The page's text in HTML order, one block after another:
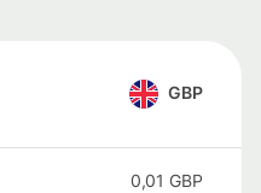
GBP
0,01 GBP